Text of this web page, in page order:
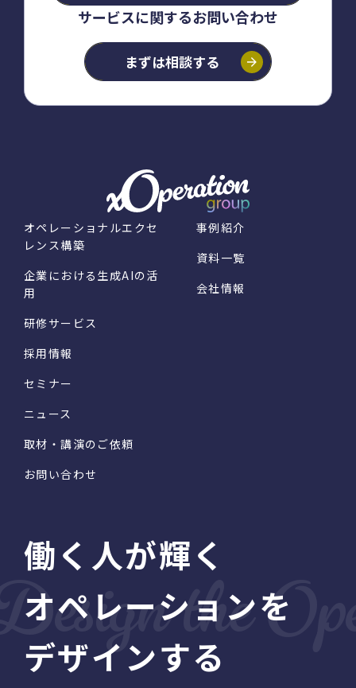
サービスに関するお問い合わせ
まずは相談する
オペレーショナルエクセ
レンス構築
企業における生成AIの活
用
研修サービス
事例紹介
資料一覧
会社情報
採用情報
セミナー
ニュース
取材・講演のご依頼
お問い合わせ
働く人が輝く
オペレーションを
デザインする